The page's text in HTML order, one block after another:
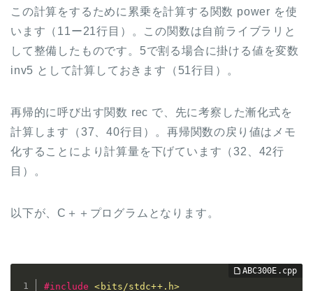
この計算をするために累乗を計算する関数 power を使
います（11ー21行目）。この関数は自前ライブラリと
して整備したものです。5で割る場合に掛ける値を変数
inv5 として計算しておきます（51行目）。
再帰的に呼び出す関数 rec で、先に考察した漸化式を
計算します（37、40行目）。再帰関数の戻り値はメモ
化することにより計算量を下げています（32、42行
目）。
以下が、C＋＋プログラムとなります。
#include <bits/stdc++.h>